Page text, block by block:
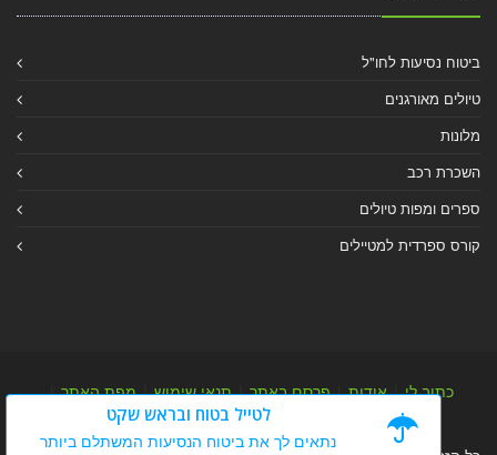
ביטוח נסיעות לחו"ל
טיולים מאורגנים
מלונות
השכרת רכב
ספרים ומפות טיולים
קורס ספרדית למטיילים
כתוב לי|אודות|פרסם באתר|תנאי שימוש|מפת האתר|
מפת אלבום|מפת מאמרי מידע
לטייל בטוח ובראש שקט
נתאים לך את ביטוח הנסיעות המשתלם ביותר